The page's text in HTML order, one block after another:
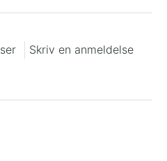
Skriv en anmeldelse